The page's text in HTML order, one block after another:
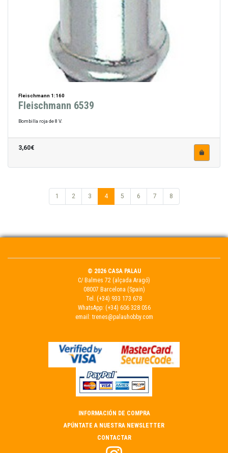
Fleischmann 1:160
Fleischmann 6539
Bombilla roja de 8 V.
3,60€
1 2 3 4 5 6 7 8
© 2026 CASA PALAU
C/ Balmes 72 (alçada Aragó)
08007 Barcelona (Spain)
Tel. (+34) 933 173 678
WhatsApp: (+34) 606 328 056
email: trenes@palauhobby.com
INFORMACIÓN DE COMPRA
APÚNTATE A NUESTRA NEWSLETTER
CONTACTAR